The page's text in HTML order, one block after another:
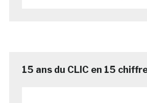
15 ans du CLIC en 15